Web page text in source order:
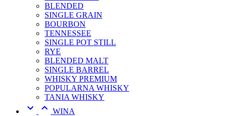
BLENDED
SINGLE GRAIN
BOURBON
TENNESSEE
SINGLE POT STILL
RYE
BLENDED MALT
SINGLE BARREL
WHISKY PREMIUM
POPULARNA WHISKY
TANIA WHISKY
  WINA